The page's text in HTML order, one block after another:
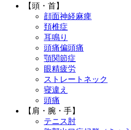
【頭・首】
顔面神経麻痺
頚椎症
耳鳴り
頭痛偏頭痛
顎関節症
眼精疲労
ストレートネック
寝違え
頭痛
【肩・腕・手】
テニス肘